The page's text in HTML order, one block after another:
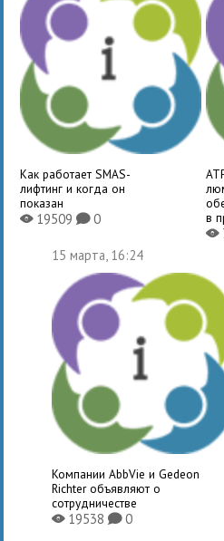
Как работает SMAS-
лифтинг и когда он
показан
X19509K0
в
X
15 марта, 16:24
Компании AbbVie и Gedeon
Richter объявляют о
сотрудничестве
X19538K0